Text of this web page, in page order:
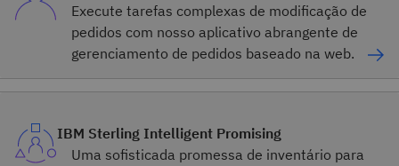
Execute tarefas complexas de modificação de
pedidos com nosso aplicativo abrangente de
gerenciamento de pedidos baseado na web.
IBM Sterling Intelligent Promising
Uma sofisticada promessa de inventário para